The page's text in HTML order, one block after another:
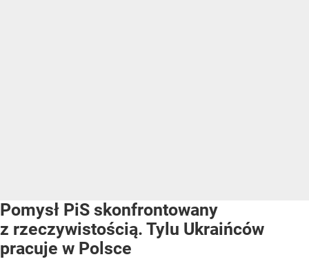
Pomysł PiS skonfrontowany
z rzeczywistością. Tylu Ukraińców
pracuje w Polsce